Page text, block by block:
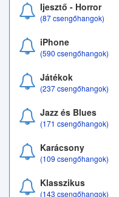
Ijesztő - Horror
(87 csengőhangok)
iPhone
(590 csengőhangok)
Játékok
(237 csengőhangok)
Jazz és Blues
(171 csengőhangok)
Karácsony
(109 csengőhangok)
Klasszikus
(143 csengőhangok)